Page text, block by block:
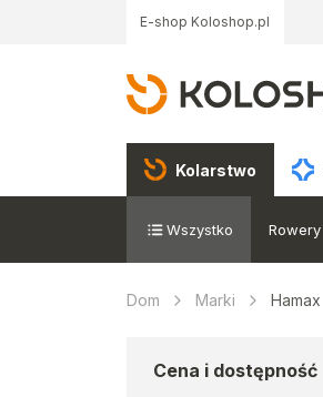
E-shop Koloshop.pl
Kolarstwo
Wszystko Rowery
Dom Marki Hamax
Cena i dostępność